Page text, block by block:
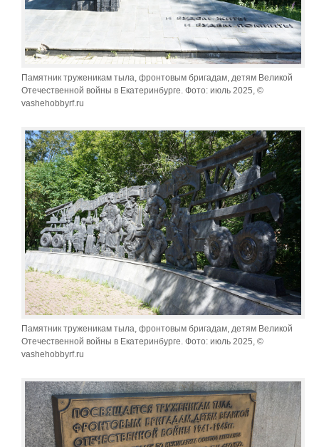
Памятник труженикам тыла, фронтовым бригадам, детям Великой
Отечественной войны в Екатеринбурге. Фото: июль 2025, ©
vashehobbyrf.ru
Памятник труженикам тыла, фронтовым бригадам, детям Великой
Отечественной войны в Екатеринбурге. Фото: июль 2025, ©
vashehobbyrf.ru